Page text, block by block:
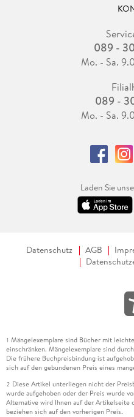
089 -
Mo. - Sa.
089 -
Mo. - Sa.
Laden Sie
Datenschutz AGB
1 Mängelexemplare sind Bücher mit
einschränken. Mängelexemplare sind
Die frühere Buchpreisbindung ist
sich auf den gebundenen Preis eines
2 Diese Artikel unterliegen nicht der
wurde aufgehoben oder der Preis wurde
Alternative wird Ihnen auf der Artikelseite
beziehen sich auf den vorherigen Preis.